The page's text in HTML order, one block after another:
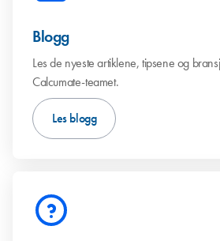
Blogg
Les de nyeste artiklene, tipsene og
Calcumate-teamet.
Les blogg